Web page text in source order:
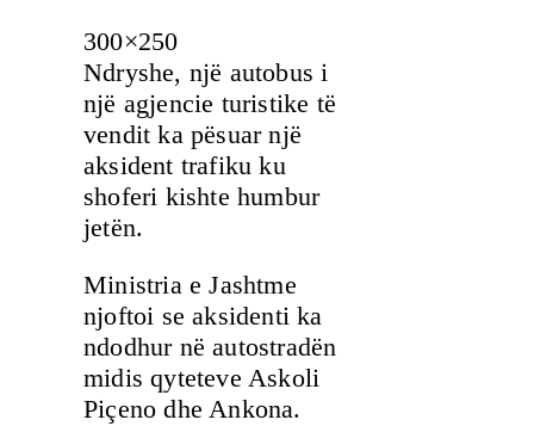
300×250
Ndryshe, një autobus i
një agjencie turistike të
vendit ka pësuar një
aksident trafiku ku
shoferi kishte humbur
jetën.
Ministria e Jashtme
njoftoi se aksidenti ka
ndodhur në autostradën
midis qyteteve Askoli
Piçeno dhe Ankona.